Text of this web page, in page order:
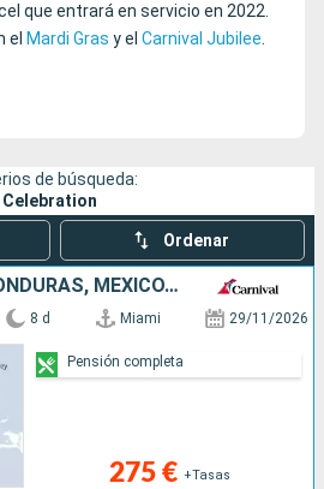
que entrará en servicio en 2022.
el Mardi Gras y el Carnival Jubilee.
de búsqueda:
Celebration
Ordenar
ESTADOS UNIDOS, HONDURAS, MÉXICO, BAHAMAS
8 d Miami 29/11/2026
275 € +Tasas
Pensión completa